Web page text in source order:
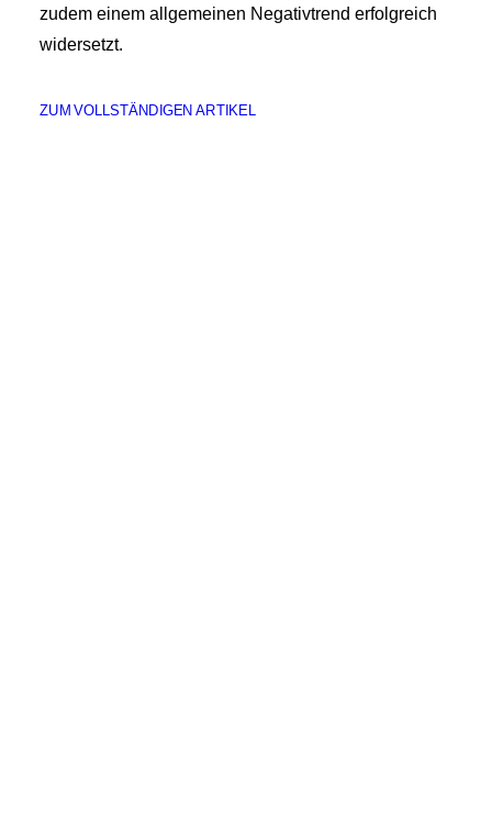
zudem einem allgemeinen Negativtrend erfolgreich
widersetzt.
ZUM VOLLSTÄNDIGEN ARTIKEL